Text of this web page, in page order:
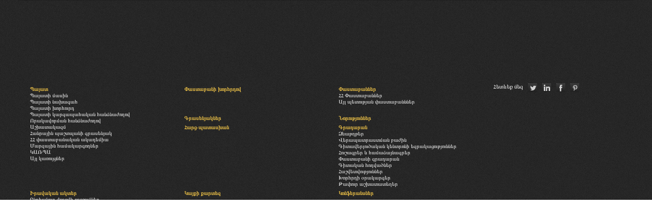
Պալատ
Պալատի մասին
Պալատի նախագահ
Պալատի խորհուրդ
Պալատի կարգապահական հանձնաժողով
Որակավորման հանձնաժողով
Աշխատակազմ
Հանրային պաշտպանի գրասենյակ
ՀՀ փաստաբանական ակադեմիա
Մարզային համակարգողներ
ԿԱՌՊԱ
Այլ կառույցներ
Փաստաբանի խորհրդով
Փաստաբաններ
ՀՀ Փաստաբաններ
Այլ պետության փաստաբանններ
Գրասենյակներ
Նորություններ
Հարց-պատասխան
Գրադարան
Ձևաթղթեր
Վերապատրաստման բաժին
Գիտավերլուծական կենտրոնի եզրակացություններ
Հուշագրեր և համաձայնագրեր
Փաստաբանի գրադարան
Գիտական հոդվածներ
Հաշվետվություններ
Խորհրդի օրակարգեր
Թափուր աշխատատեղեր
Իրավական ակտեր
Ընդհանուր ժողովի որոշումներ
Կայքի քարտեզ
Կոնֆերանսներ
Հետևեք մեզ